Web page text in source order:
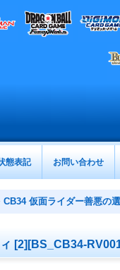
態表記 お問い合わせ
CB34 仮面ライダー善悪の
[2][BS_CB34-